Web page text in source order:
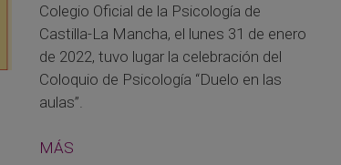
Colegio Oficial de la Psicología de
Castilla-La Mancha, el lunes 31 de enero
de 2022, tuvo lugar la celebración del
Coloquio de Psicología “Duelo en las
aulas”.
MÁS